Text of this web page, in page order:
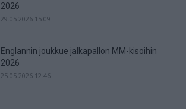
2026
29.05.2026 15:09
Englannin joukkue jalkapallon MM-kisoihin
2026
25.05.2026 12:46